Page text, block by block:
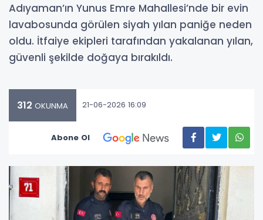
Adıyaman’ın Yunus Emre Mahallesi’nde bir evin
lavabosunda görülen siyah yılan paniğe neden
oldu. İtfaiye ekipleri tarafından yakalanan yılan,
güvenli şekilde doğaya bırakıldı.
312 OKUNMA 21-06-2026 16:09
Abone Ol